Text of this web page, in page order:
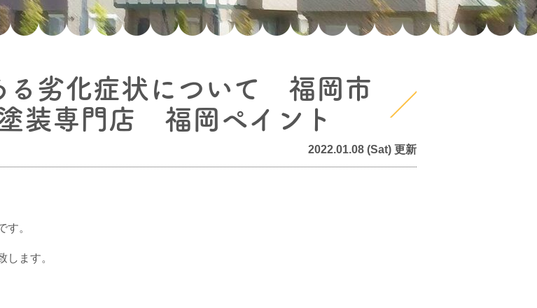
る劣化症状について 福岡市
装専門店 福岡ペイント
2022.01.08 (Sat) 更新
。
ます。